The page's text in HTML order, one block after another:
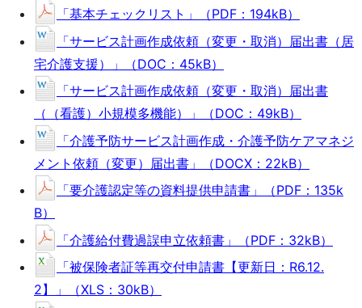
「基本チェックリスト」（PDF：194kB）
「サービス計画作成依頼（変更・取消）届出書（居
宅介護支援）」（DOC：45kB）
「サービス計画作成依頼（変更・取消）届出書
（（看護）小規模多機能）」（DOC：49kB）
「介護予防サービス計画作成・介護予防ケアマネジ
メント依頼（変更）届出書」（DOCX：22kB）
「要介護認定等の資料提供申請書」（PDF：135k
B）
「介護給付費過誤申立依頼書」（PDF：32kB）
「被保険者証等再交付申請書【更新日：R6.12.
2】」（XLS：30kB）